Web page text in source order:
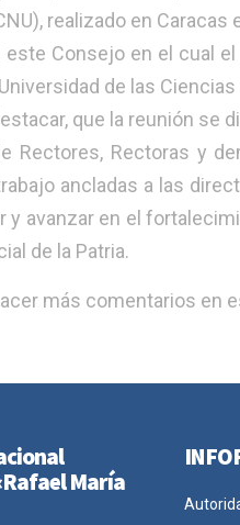
realizado en Caracas
este Consejo en el cual
de las Ciencias
que la reunión se
Rectores, Rectoras y
ancladas a las
y avanzar en el
de la Patria.
más comentarios en
María